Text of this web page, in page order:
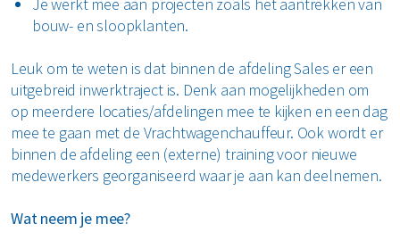
bouw- en sloopklanten.
Leuk om te weten is dat binnen de afdeling Sales er een
uitgebreid inwerktraject is. Denk aan mogelijkheden om
op meerdere locaties/afdelingen mee te kijken en een dag
mee te gaan met de Vrachtwagenchauffeur. Ook wordt er
binnen de afdeling een (externe) training voor nieuwe
medewerkers georganiseerd waar je aan kan deelnemen.
Wat neem je mee?